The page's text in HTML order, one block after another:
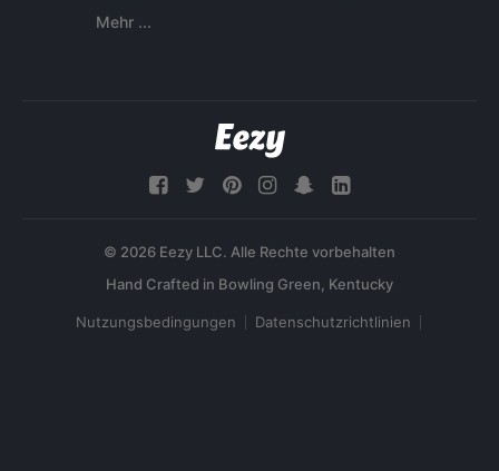
Mehr ...
© 2026 Eezy LLC. Alle Rechte vorbehalten
Nutzungsbedingungen Datenschutzrichtlinien